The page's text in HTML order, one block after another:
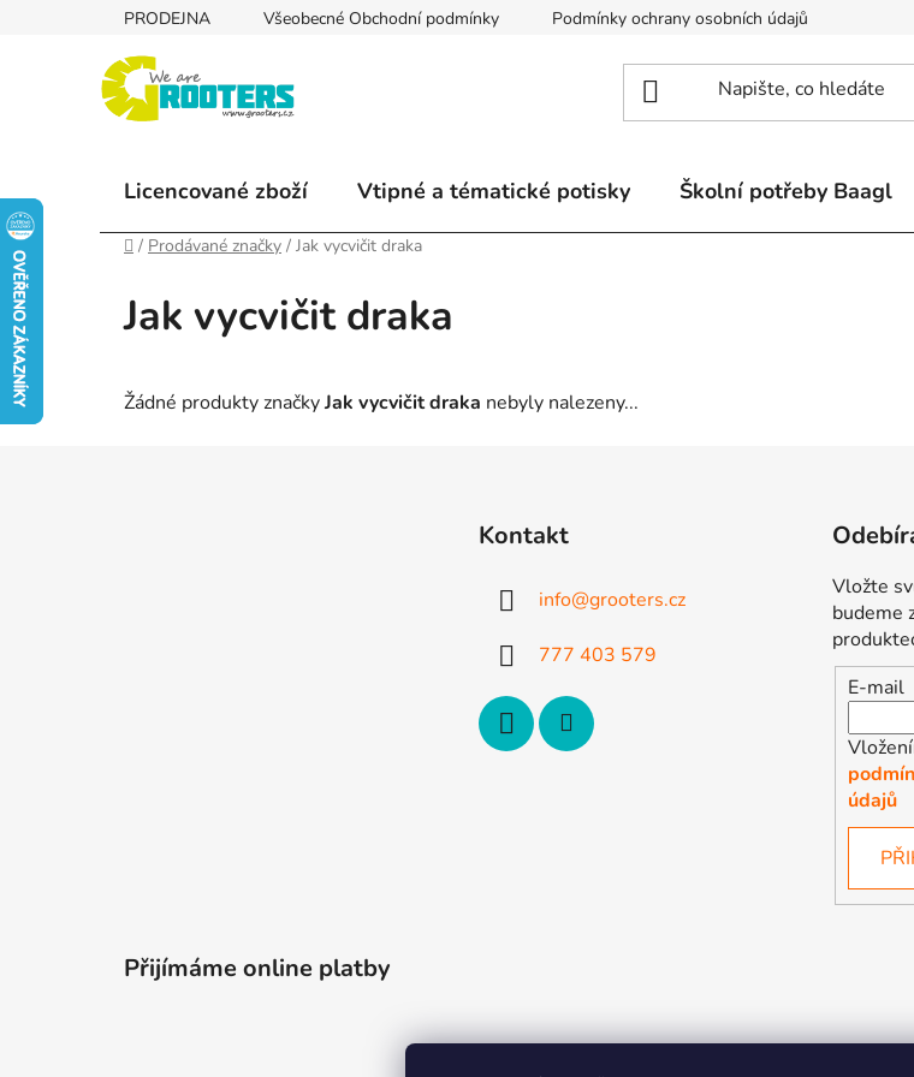
PRODEJNA Všeobecné Obchodní podmínky Podmínky ochrany osobních údajů
Licencované zboží Vtipné a tématické potisky Školní potřeby Baagl
Domů
/ Prodávané značky / Jak vycvičit draka
Jak vycvičit draka
Žádné produkty značkyJak vycvičit draka nebyly nalezeny...
Kontakt
info@grooters.cz
777 403 579
Vložte
budeme
E-mail
údajů
Přijímáme online platby